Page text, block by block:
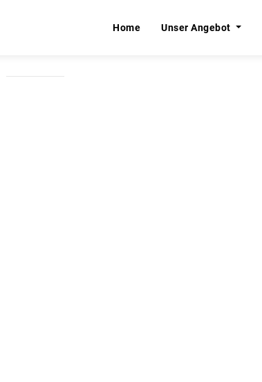
Home Unser Angebot
Home Unser Angebot